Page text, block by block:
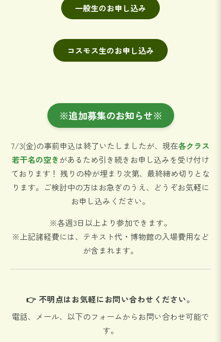
一般生のお申し込み
コスモス生のお申し込み
※追加募集のお知らせ※
7/3(金)の事前申込は終了いたしましたが、現在各クラス
若干名の空きがあるため引き続きお申し込みを受け付け
ております！ 残りの枠が埋まり次第、最終締め切りとな
ります。ご検討中の方はお急ぎのうえ、どうぞお気軽に
お申し込みください。
※各週3日以上より参加できます。
※上記諸経費には、テキスト代・博物館の入場費用など
が含まれます。
👉 不明点はお気軽にお問い合わせください。
電話、メール、以下のフォームからお問い合わせ可能で
す。